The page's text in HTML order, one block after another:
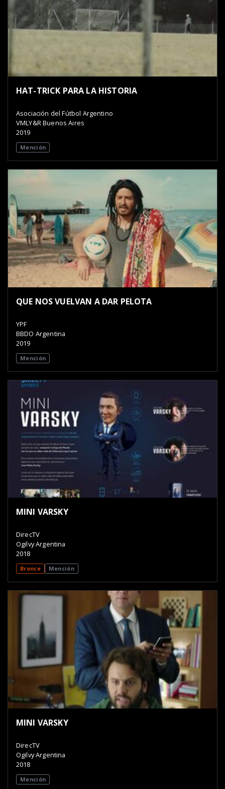
HAT-TRICK PARA LA HISTORIA
Asociación del Fútbol Argentino
VMLY&R Buenos Aires
2019
Mención
QUE NOS VUELVAN A DAR PELOTA
YPF
BBDO Argentina
2019
Mención
MINI VARSKY
DirecTV
Ogilvy Argentina
2018
Bronce Mención
MINI VARSKY
DirecTV
Ogilvy Argentina
2018
Mención